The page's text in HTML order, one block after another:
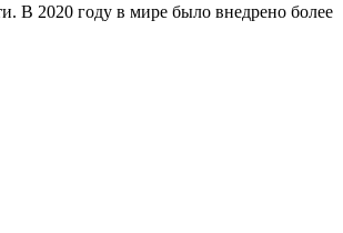
В 2020 году в мире было внедрено более